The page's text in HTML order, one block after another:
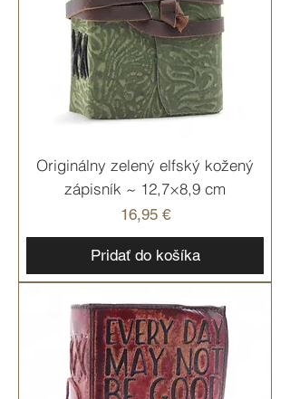
Originálny zelený elfský kožený
zápisník ~ 12,7×8,9 cm
Cena
16,95 €
Pridať do košíka